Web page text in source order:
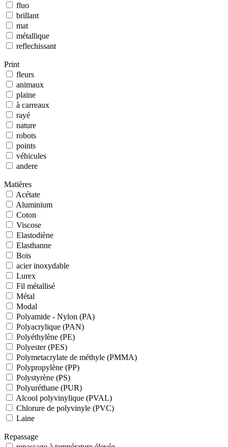
fluo
brillant
mat
métallique
reflechissant
Print
fleurs
animaux
plaine
à carreaux
rayé
nature
robots
points
véhicules
andere
Matières
Acétate
Aluminium
Coton
Viscose
Elastodiène
Elasthanne
Bois
acier inoxydable
Lurex
Fil métallisé
Métal
Modal
Polyamide - Nylon (PA)
Polyacrylique (PAN)
Polyéthylène (PE)
Polyester (PES)
Polymetacrylate de méthyle (PMMA)
Polypropylène (PP)
Polystyrène (PS)
Polyuréthane (PUR)
Alcool polyvinylique (PVAL)
Chlorure de polyvinyle (PVC)
Laine
Repassage